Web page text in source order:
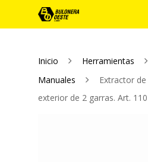
Hit enter to search or ESC to
Inicio Herramientas
Manuales
Extractor
exterior de 2 garras. Art. 110